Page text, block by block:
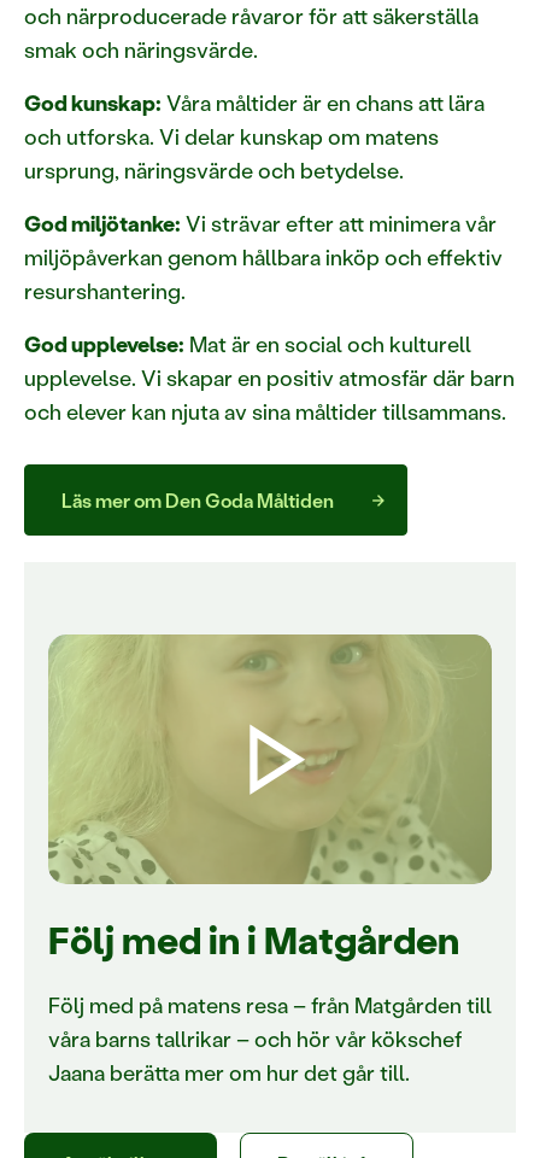
och närproducerade råvaror för att säkerställa
smak och näringsvärde.
God kunskap: Våra måltider är en chans att lära
och utforska. Vi delar kunskap om matens
ursprung, näringsvärde och betydelse.
God miljötanke: Vi strävar efter att minimera vår
miljöpåverkan genom hållbara inköp och effektiv
resurshantering.
God upplevelse: Mat är en social och kulturell
upplevelse. Vi skapar en positiv atmosfär där barn
och elever kan njuta av sina måltider tillsammans.
Läs mer om Den Goda Måltiden
Följ med in i Matgården
Följ med på matens resa – från Matgården till
våra barns tallrikar – och hör vår kökschef
Jaana berätta mer om hur det går till.